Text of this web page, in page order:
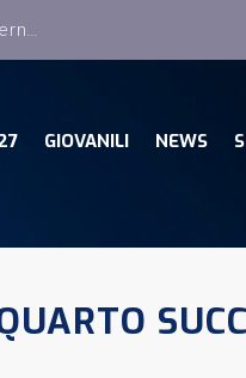
GIOVANILI NEWS